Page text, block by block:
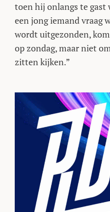
toen hij onlangs te gast
een jong iemand vraag
wordt uitgezonden,
op zondag, maar niet
zitten kijken.”